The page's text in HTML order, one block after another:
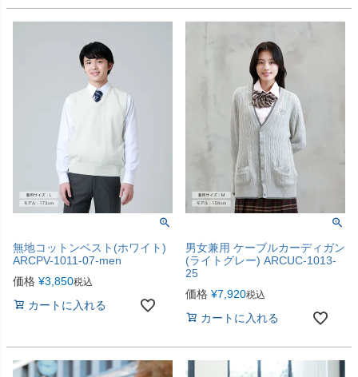
無地コットンベスト(ホワイト)
ARCPV-1011-07-men
価格 ¥3,850税込
カートに入れる
男女兼用 ケーブルカーディガン
(ライトグレー) ARCUC-1013-
25
価格 ¥7,920税込
カートに入れる